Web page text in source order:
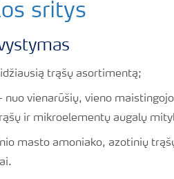
sritys
trąšų asortimentą;
nuo vienarūšių, vieno
ir mikroelementų augalų
masto amoniako, azotinių